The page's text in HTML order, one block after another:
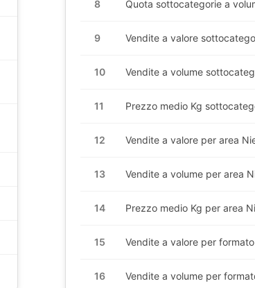
8 Quota sottocategorie a
9 Vendite a valore
10 Vendite a volume
11 Prezzo medio Kg
12 Vendite a valore per area
13 Vendite a volume per area
14 Prezzo medio Kg per area
15 Vendite a valore per
16 Vendite a volume per